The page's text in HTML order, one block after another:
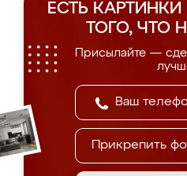
ЕСТЬ
ТОГО, ЧТО
Присылайте —
Прикрепить